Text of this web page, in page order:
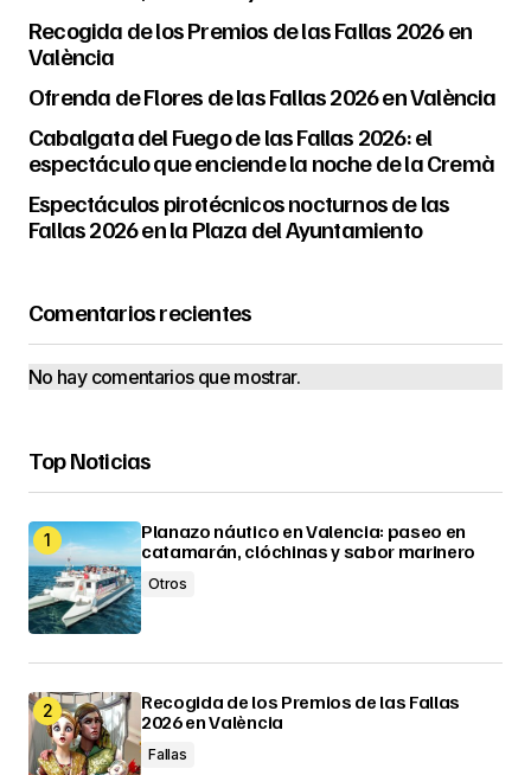
Recogida de los Premios de las Fallas 2026 en
València
Ofrenda de Flores de las Fallas 2026 en València
Cabalgata del Fuego de las Fallas 2026: el
espectáculo que enciende la noche de la Cremà
Espectáculos pirotécnicos nocturnos de las
Fallas 2026 en la Plaza del Ayuntamiento
Comentarios recientes
No hay comentarios que mostrar.
Top Noticias
Planazo náutico en Valencia: paseo en
catamarán, clóchinas y sabor marinero
Otros
Recogida de los Premios de las Fallas
2026 en València
Fallas